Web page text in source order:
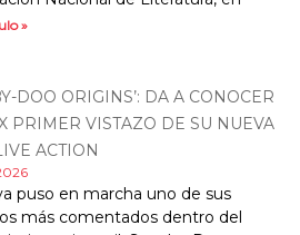
»
DOO ORIGINS’: DA A CONOCER
PRIMER VISTAZO DE SU NUEVA
ACTION
puso en marcha uno de sus
más comentados dentro del